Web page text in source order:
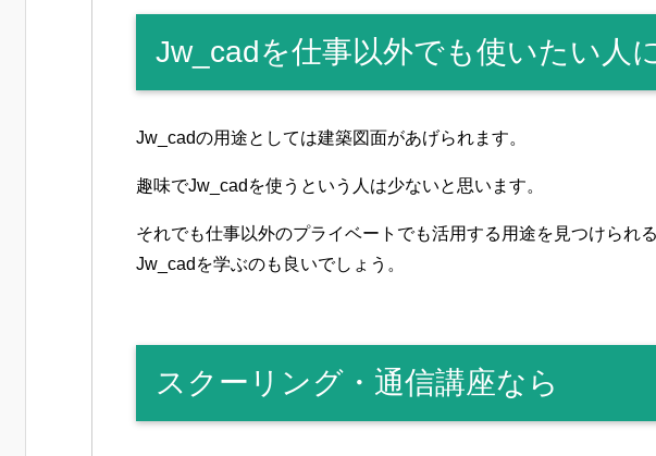
Jw_cadを仕事以外でも使いたい人
Jw_cadの用途としては建築図面があげられます。
趣味でJw_cadを使うという人は少ないと思います。
それでも仕事以外のプライベートでも活用する用途を見つけられ
Jw_cadを学ぶのも良いでしょう。
スクーリング・通信講座なら